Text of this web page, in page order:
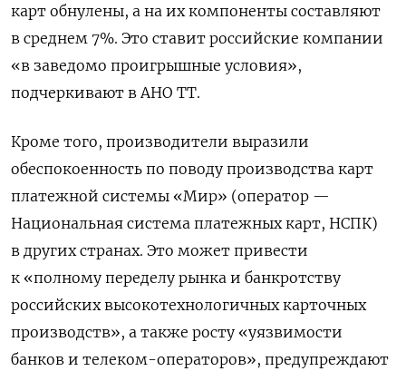
карт обнулены, а на их компоненты составляют
в среднем 7%. Это ставит российские компании
«в заведомо проигрышные условия»,
подчеркивают в АНО ТТ.
Кроме того, производители выразили
обеспокоенность по поводу производства карт
платежной системы «Мир» (оператор —
Национальная система платежных карт, НСПК)
в других странах. Это может привести
к «полному переделу рынка и банкротству
российских высокотехнологичных карточных
производств», а также росту «уязвимости
банков и телеком-операторов», предупреждают